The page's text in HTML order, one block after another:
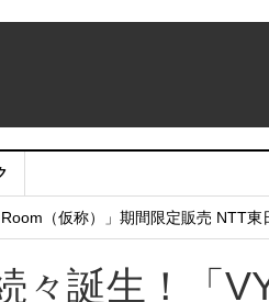
トサービス移行のお知らせ
（仮称）」期間限定販売 NTT
々誕生！「